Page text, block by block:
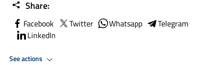
Share:
Facebook Twitter Whatsapp
Telegram
LinkedIn
See actions